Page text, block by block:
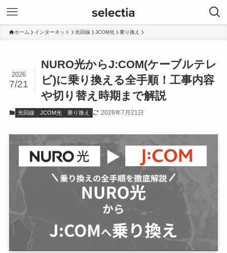
ホーム インターネット 光回線 JCOM光 乗り換え
NURO光からJ:COM(ケーブルテレ
ビ)に乗り換える全手順！工事内容
や切り替え時期まで解説
2026
7/21
光回線 JCOM光 乗り換え 2026年7月21日